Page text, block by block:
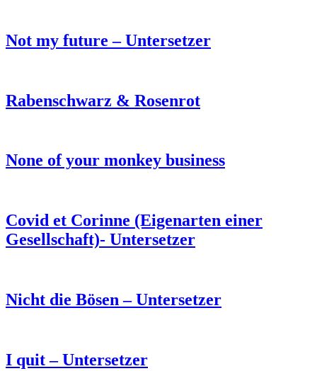
Not my future – Untersetzer
Rabenschwarz & Rosenrot
None of your monkey business
Covid et Corinne (Eigenarten einer
Gesellschaft)- Untersetzer
Nicht die Bösen – Untersetzer
I quit – Untersetzer